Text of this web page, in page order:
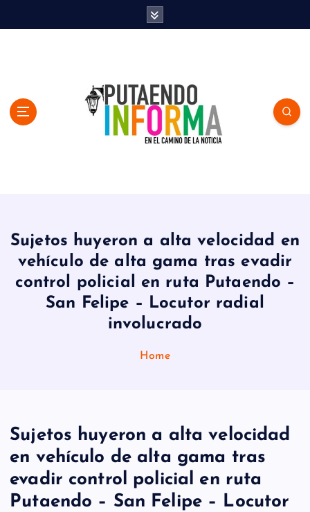
Sujetos huyeron a alta velocidad en
vehículo de alta gama tras evadir
control policial en ruta Putaendo –
San Felipe – Locutor radial
involucrado
Home
Sujetos huyeron a alta velocidad
en vehículo de alta gama tras
evadir control policial en ruta
Putaendo – San Felipe – Locutor